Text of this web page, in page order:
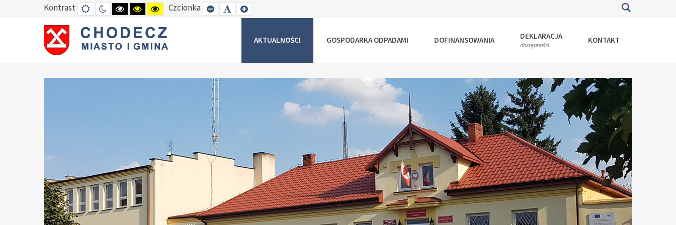
Kontrast DEFAULT
MODE
TRYB
NOCNY
HIGH
CONTRAST
BLACK
WHITE
MODE
HIGH
CONTRAST
BLACK
YELLOW
MODE
HIGH
CONTRAST
YELLOW
BLACK
MODE
Czcionka SET
SMALLER
SET
DEFAULT
SET
LARGER
AKTUALNOŚCI GOSPODARKA ODPADAMI DOFINANSOWANIA DEKLARACJA
dostępności KONTAKT